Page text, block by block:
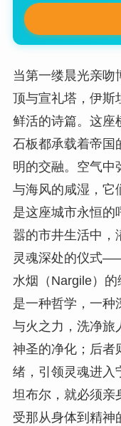
当第一缕晨光亲吻
顶与宣礼塔，伊斯
鲜活的诗篇。这座
石板都承载着帝国
明的交融。空气中
与海风的咸湿，它
是这座城市永恒的
嚣的市井生活中，
灵魂深处的仪式
水烟（Nargile）
是一种哲学，一种
与火之力，洗净旅
神圣的净化；后者
绪，引领灵魂进入
坦布尔，就必须亲
受那从身体到精神